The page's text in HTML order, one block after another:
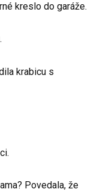
kreslo do garáže.
krabicu s
Povedala, že